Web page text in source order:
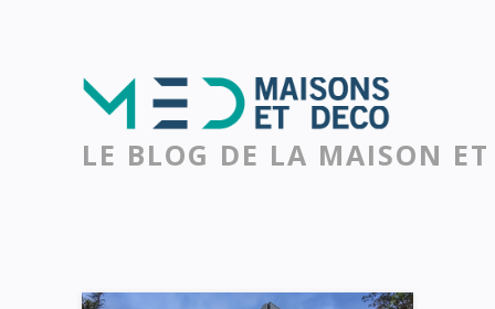
LE BLOG DE LA MAISON